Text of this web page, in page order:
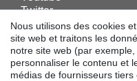
Twitter
Linkedin
Facebook
Instagram
Nous utilisons des cookies
site web et traitons les
notre site web (par
personnaliser le contenu et
médias de fournisseurs